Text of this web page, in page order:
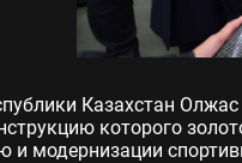
Казахстан
которого
и модернизации